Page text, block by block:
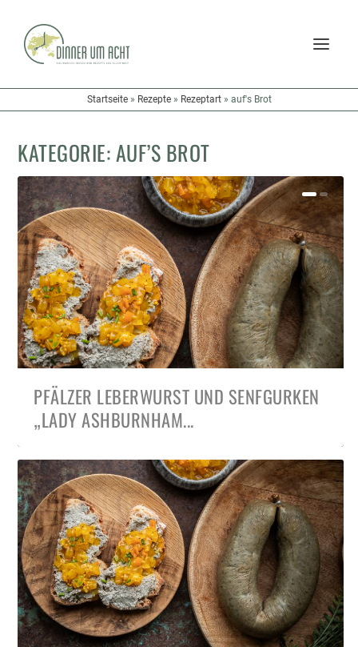
Startseite» Rezepte» Rezeptart» auf's Brot
KATEGORIE:AUF’S BROT
PFÄLZER LEBERWURST UND SENFGURKEN
„LADY ASHBURNHAM...